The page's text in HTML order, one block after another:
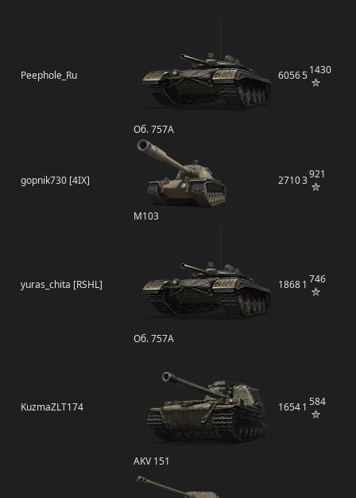
Peephole_Ru
Об. 757А
605651430
gopnik730 [4IX]
M103
27103921
yuras_chita [RSHL]
Об. 757А
18681 746
KuzmaZLT174
AKV 151
16541 584